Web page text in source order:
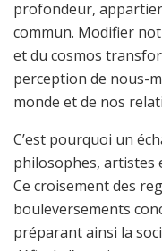
profondeur,
commun. Modifier
et du cosmos
perception de nous-
monde et de nos
C’est pourquoi un
philosophes, artistes
Ce croisement des
bouleversements
préparant ainsi la